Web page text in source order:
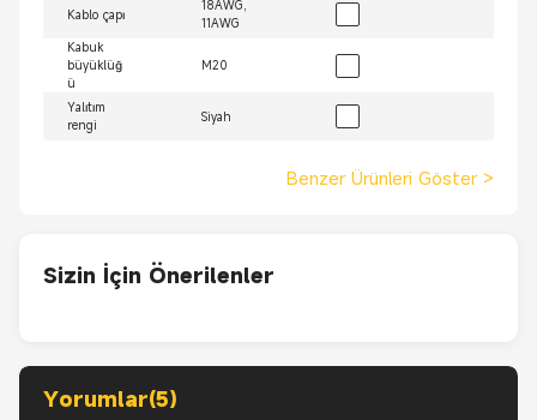
Kablo çapı
18AWG,
11AWG
Kabuk
büyüklüğ
ü
M20
Yalıtım
rengi
Siyah
Benzer Ürünleri Göster >
Sizin İçin Önerilenler
Yorumlar(5)